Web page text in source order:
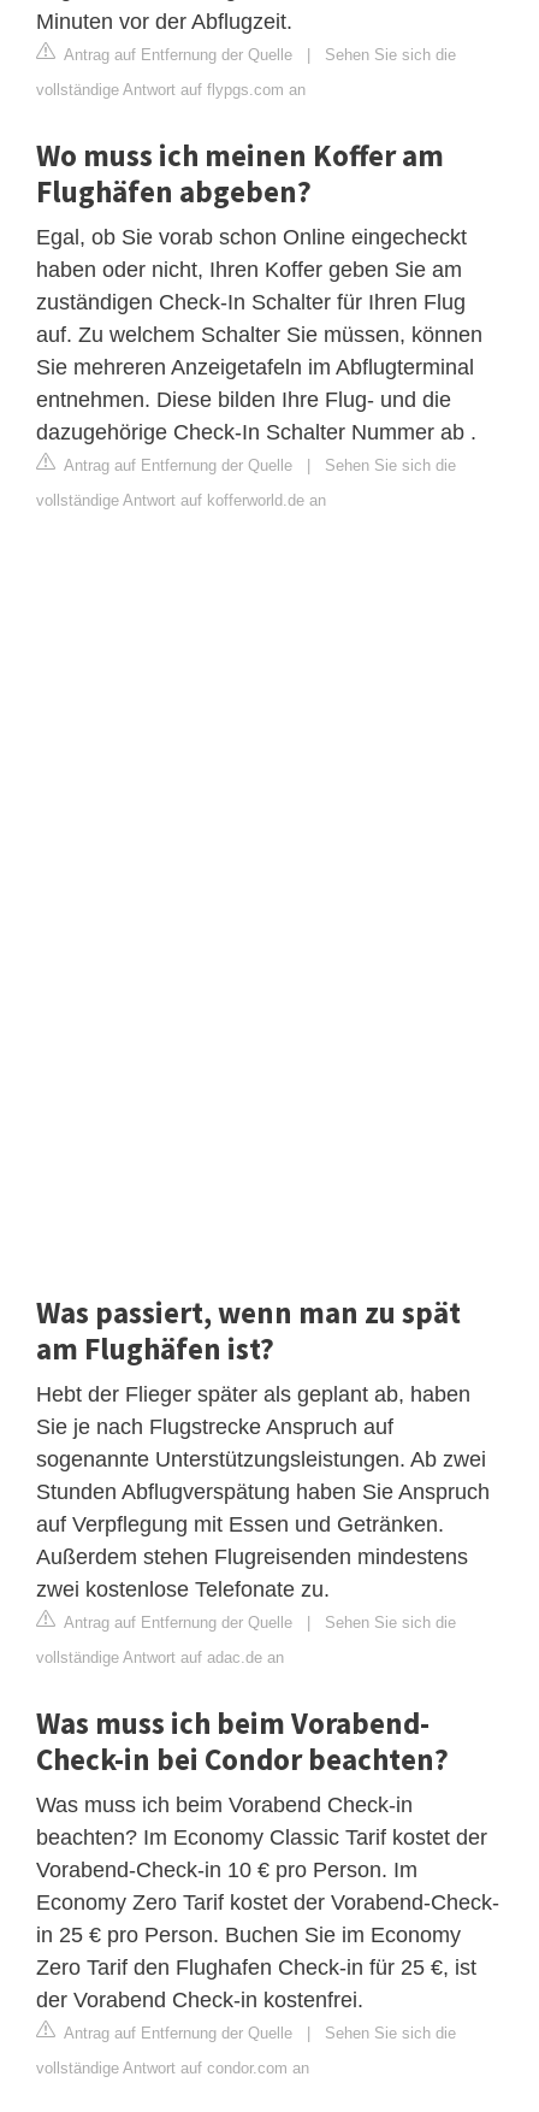
Minuten vor der Abflugzeit.
Antrag auf Entfernung der Quelle | Sehen Sie sich die
vollständige Antwort auf flypgs.com an
Wo muss ich meinen Koffer am
Flughäfen abgeben?
Egal, ob Sie vorab schon Online eingecheckt
haben oder nicht, Ihren Koffer geben Sie am
zuständigen Check-In Schalter für Ihren Flug
auf. Zu welchem Schalter Sie müssen, können
Sie mehreren Anzeigetafeln im Abflugterminal
entnehmen. Diese bilden Ihre Flug- und die
dazugehörige Check-In Schalter Nummer ab .
Antrag auf Entfernung der Quelle | Sehen Sie sich die
vollständige Antwort auf kofferworld.de an
Was passiert, wenn man zu spät
am Flughäfen ist?
Hebt der Flieger später als geplant ab, haben
Sie je nach Flugstrecke Anspruch auf
sogenannte Unterstützungsleistungen. Ab zwei
Stunden Abflugverspätung haben Sie Anspruch
auf Verpflegung mit Essen und Getränken.
Außerdem stehen Flugreisenden mindestens
zwei kostenlose Telefonate zu.
Antrag auf Entfernung der Quelle | Sehen Sie sich die
vollständige Antwort auf adac.de an
Was muss ich beim Vorabend-
Check-in bei Condor beachten?
Was muss ich beim Vorabend Check-in
beachten? Im Economy Classic Tarif kostet der
Vorabend-Check-in 10 € pro Person. Im
Economy Zero Tarif kostet der Vorabend-Check-
in 25 € pro Person. Buchen Sie im Economy
Zero Tarif den Flughafen Check-in für 25 €, ist
der Vorabend Check-in kostenfrei.
Antrag auf Entfernung der Quelle | Sehen Sie sich die
vollständige Antwort auf condor.com an